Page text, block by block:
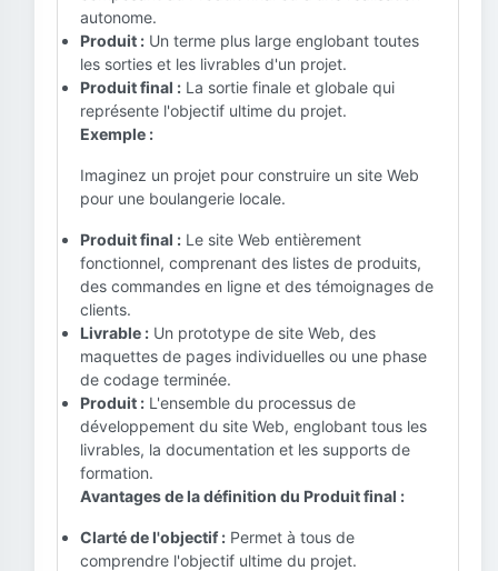
autonome.
Produit : Un terme plus large englobant toutes
les sorties et les livrables d'un projet.
Produit final : La sortie finale et globale qui
représente l'objectif ultime du projet.
Exemple :
Imaginez un projet pour construire un site Web
pour une boulangerie locale.
Produit final : Le site Web entièrement
fonctionnel, comprenant des listes de produits,
des commandes en ligne et des témoignages de
clients.
Livrable : Un prototype de site Web, des
maquettes de pages individuelles ou une phase
de codage terminée.
Produit : L'ensemble du processus de
développement du site Web, englobant tous les
livrables, la documentation et les supports de
formation.
Avantages de la définition du Produit final :
Clarté de l'objectif : Permet à tous de
comprendre l'objectif ultime du projet.